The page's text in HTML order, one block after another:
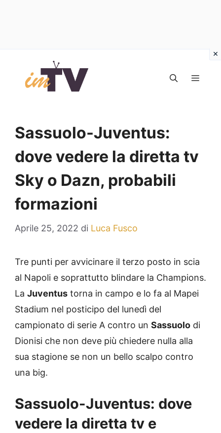
contenuto
Sassuolo-Juventus:
dove vedere la diretta tv
Sky o Dazn, probabili
formazioni
Aprile 25, 2022 di Luca Fusco
Tre punti per avvicinare il terzo posto in scia
al Napoli e soprattutto blindare la Champions.
La Juventus torna in campo e lo fa al Mapei
Stadium nel posticipo del lunedì del
campionato di serie A contro un Sassuolo di
Dionisi che non deve più chiedere nulla alla
sua stagione se non un bello scalpo contro
una big.
Sassuolo-Juventus: dove
vedere la diretta tv e